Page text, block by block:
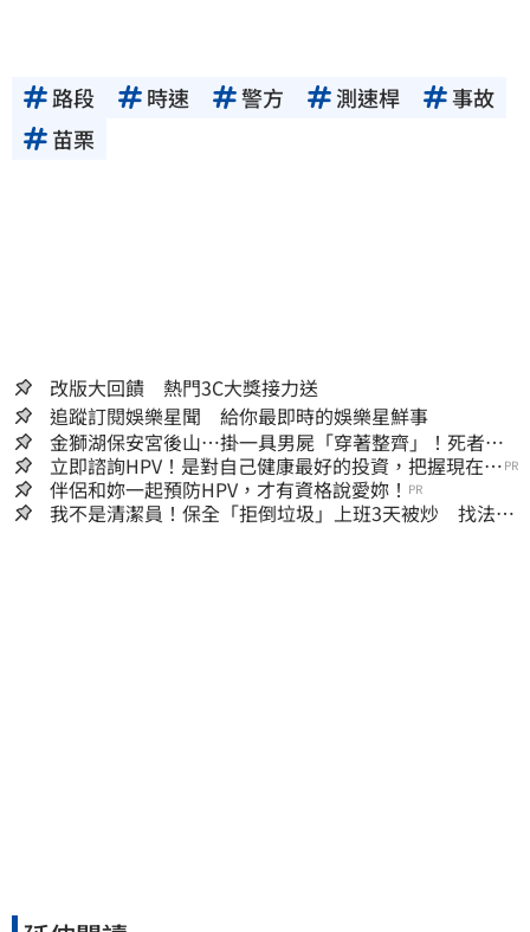
路段 時速 警方 測速桿
事故
苗栗
改版大回饋 熱門3C大獎接力送
追蹤訂閱娛樂星聞 給你最即時的娛樂星鮮事
金獅湖保安宮後山…掛一具男屍「穿著整齊」！死者身
份曝
立即諮詢HPV！是對自己健康最好的投資，把握現在不
嫌晚！
PR
伴侶和妳一起預防HPV，才有資格說愛妳！ PR
我不是清潔員！保全「拒倒垃圾」上班3天被炒 找法院